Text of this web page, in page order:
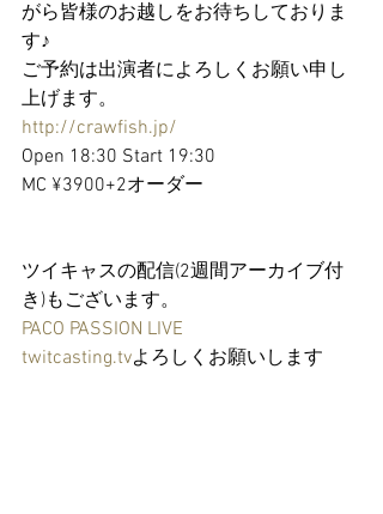
がら皆様のお越しをお待ちしておりま
す♪
ご予約は出演者によろしくお願い申し
上げます。
http://crawfish.jp/
Open 18:30 Start 19:30
MC ¥3900+2オーダー
ツイキャスの配信(2週間アーカイブ付
き)もございます。
PACO PASSION LIVE
twitcasting.tvよろしくお願いします